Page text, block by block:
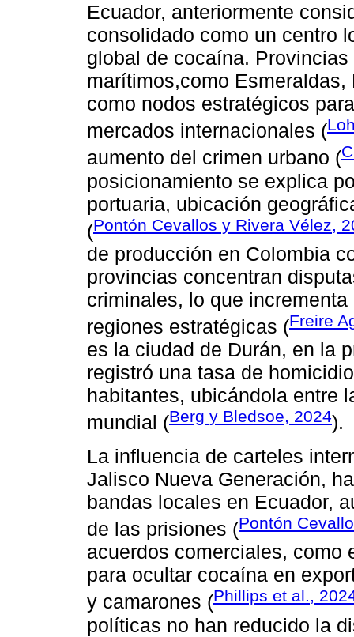
Ecuador, anteriormente
consolidado como un centro
global de cocaína.
marítimos,como
como nodos estratégicos
mercados internacionales (
aumento del crimen urbano (
posicionamiento se explica
portuaria, ubicación
(Pontón Cevallos y Rivera Vélez,
de producción en Colombia
provincias concentran
criminales, lo que
regiones estratégicas (Freire
es la ciudad de Durán, en la
registró una tasa de
habitantes, ubicándola entre
mundial (Berg y Bledsoe, 2024).
La influencia de carteles
Jalisco Nueva Generación,
bandas locales en Ecuador,
de las prisiones (Pontón
acuerdos comerciales, como
para ocultar cocaína en
y camarones (Phillips et al.,
políticas no han reducido la